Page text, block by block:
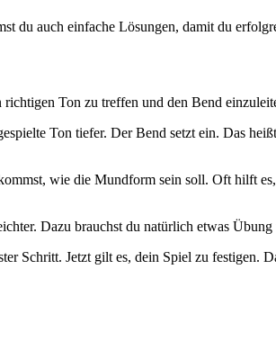
du auch einfache Lösungen, damit du
Ton zu treffen und den Bend
Ton tiefer. Der Bend setzt ein. Das
wie die Mundform sein soll. Oft hilft
Dazu brauchst du natürlich etwas
Schritt. Jetzt gilt es, dein Spiel zu festigen.